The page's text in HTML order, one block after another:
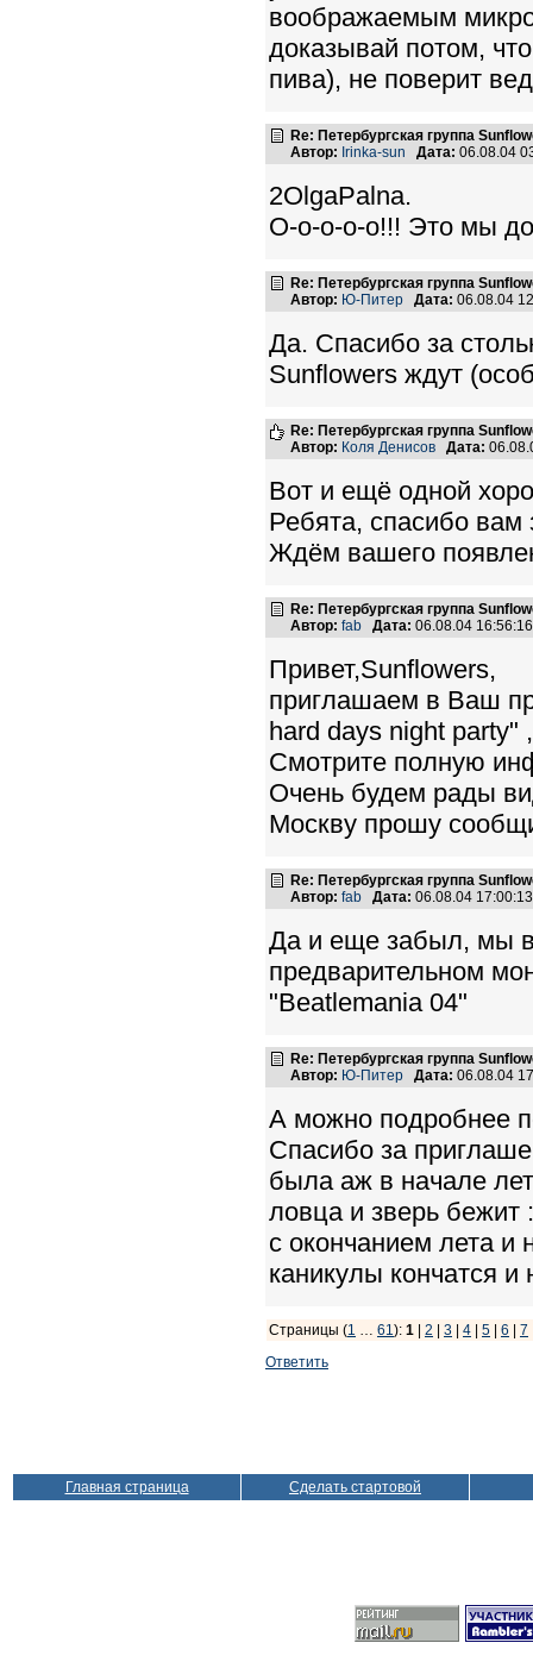
воображаемым
доказывай потом,
пива), не поверит
Re: Петербургская группа
Автор: Irinka-sun Дата: 06.08.04
2OlgaPalna.
О-о-о-о-о!!! Это мы
Re: Петербургская группа
Автор: Ю-Питер Дата: 06.08.04
Да. Спасибо за
Sunflowers ждут
Re: Петербургская группа
Автор: Коля Денисов Дата:
Вот и ещё одной
Ребята, спасибо
Ждём вашего
Re: Петербургская группа
Автор: fab Дата: 06.08.04
Привет,Sunflowers,
приглашаем в Ваш
hard days night party"
Смотрите полную
Очень будем рады
Москву прошу
Re: Петербургская группа
Автор: fab Дата: 06.08.04
Да и еще забыл, мы
предварительном
"Beatlemania 04"
Re: Петербургская группа
Автор: Ю-Питер Дата: 06.08.04
А можно подробнее
Спасибо за
была аж в начале
ловца и зверь
с окончанием лета и
каникулы кончатся и
Страницы (1 … 61): 1 2 3 4 5 6 7
Ответить
Главная страница Сделать стартовой